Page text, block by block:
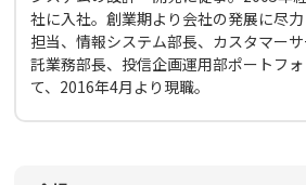
社に入社。創業期より会社の発展に尽
担当、情報システム部長、カスタマー
託業務部長、投信企画運用部ポートフ
て、2016年4月より現職。